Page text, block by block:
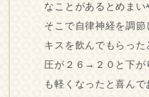
なことがあるとめまい
そこで自律神経を調
キスを飲んでもらっ
圧が２６→２０と下が
も軽くなったと喜ん